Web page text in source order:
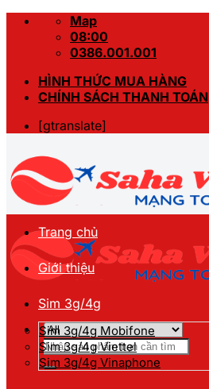
Skip
Map
08:00
0386.001.001
HÌNH THỨC MUA HÀNG
CHÍNH SÁCH THANH TOÁN
[gtranslate]
Tìm
kiếm:
Trang chủ
Giới thiệu
Sim 3g/4g
Sim 3g/4g Mobifone
Sim 3g/4g Viettel
Sim 3g/4g Vinaphone